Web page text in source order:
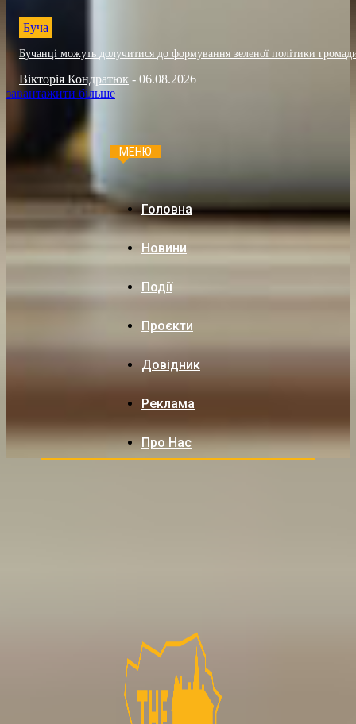
Буча
Бучанці можуть долучитися до формування зеленої політики
Вікторія Кондратюк - 06.08.2026
завантажити більше
МЕНЮ
Головна
Новини
Події
Проєкти
Довідник
Реклама
Про Нас